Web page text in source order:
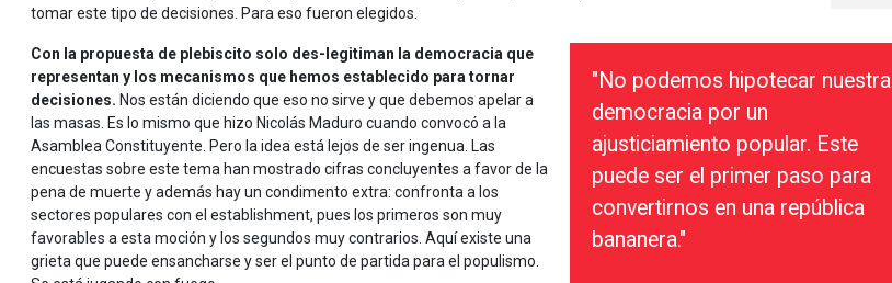
tomar este tipo de decisiones. Para eso fueron elegidos.
"No podemos hipotecar nuestra
democracia por un
ajusticiamiento popular. Este
puede ser el primer paso para
convertirnos en una república
bananera."
Con la propuesta de plebiscito solo des-legitiman la democracia que
representan y los mecanismos que hemos establecido para tornar
decisiones. Nos están diciendo que eso no sirve y que debemos apelar a
las masas. Es lo mismo que hizo Nicolás Maduro cuando convocó a la
Asamblea Constituyente. Pero la idea está lejos de ser ingenua. Las
encuestas sobre este tema han mostrado cifras concluyentes a favor de la
pena de muerte y además hay un condimento extra: confronta a los
sectores populares con el establishment, pues los primeros son muy
favorables a esta moción y los segundos muy contrarios. Aquí existe una
grieta que puede ensancharse y ser el punto de partida para el populismo.